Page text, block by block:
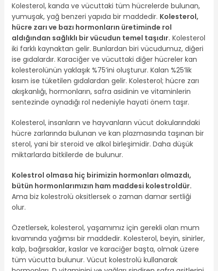
Kolesterol, kanda ve vücuttaki tüm hücrelerde bulunan,
yumuşak, yağ benzeri yapıda bir maddedir. Kolesterol,
hücre zarı ve bazı hormonların üretiminde rol
aldığından sağlıklı bir vücudun temel taşıdır. Kolesterol
iki farklı kaynaktan gelir. Bunlardan biri vücudumuz, diğeri
ise gıdalardır. Karaciğer ve vücuttaki diğer hücreler kan
kolesterolünün yaklaşık %75’ini oluşturur. Kalan %25’lik
kısım ise tüketilen gıdalardan gelir. Kolesterol; hücre zarı
akışkanlığı, hormonların, safra asidinin ve vitaminlerin
sentezinde oynadığı rol nedeniyle hayati önem taşır.
Kolesterol, insanların ve hayvanların vücut dokularındaki
hücre zarlarında bulunan ve kan plazmasında taşınan bir
sterol, yani bir steroid ve alkol birleşimidir. Daha düşük
miktarlarda bitkilerde de bulunur.
Kolestrol olmasa hiç birimizin hormonları olmazdı,
bütün hormonlarımızın ham maddesi kolestroldür.
Ama biz kolestrolü oksitlersek o zaman damar sertliği
olur.
Özetlersek, kolesterol, yaşamımız için gerekli olan mum
kıvamında yağımsı bir maddedir. Kolesterol, beyin, sinirler,
kalp, bağırsaklar, kaslar ve karaciğer başta, olmak üzere
tüm vücutta bulunur. Vücut kolestrolü kullanarak